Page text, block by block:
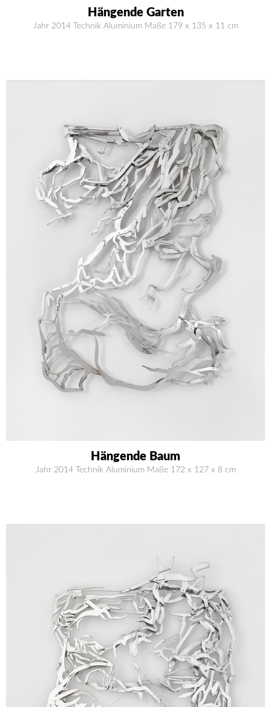
Hängende Garten
Jahr 2014 Technik Aluminium Maße 179 x 135 x 11 cm
Hängende Baum
Jahr 2014 Technik Aluminium Maße 172 x 127 x 8 cm